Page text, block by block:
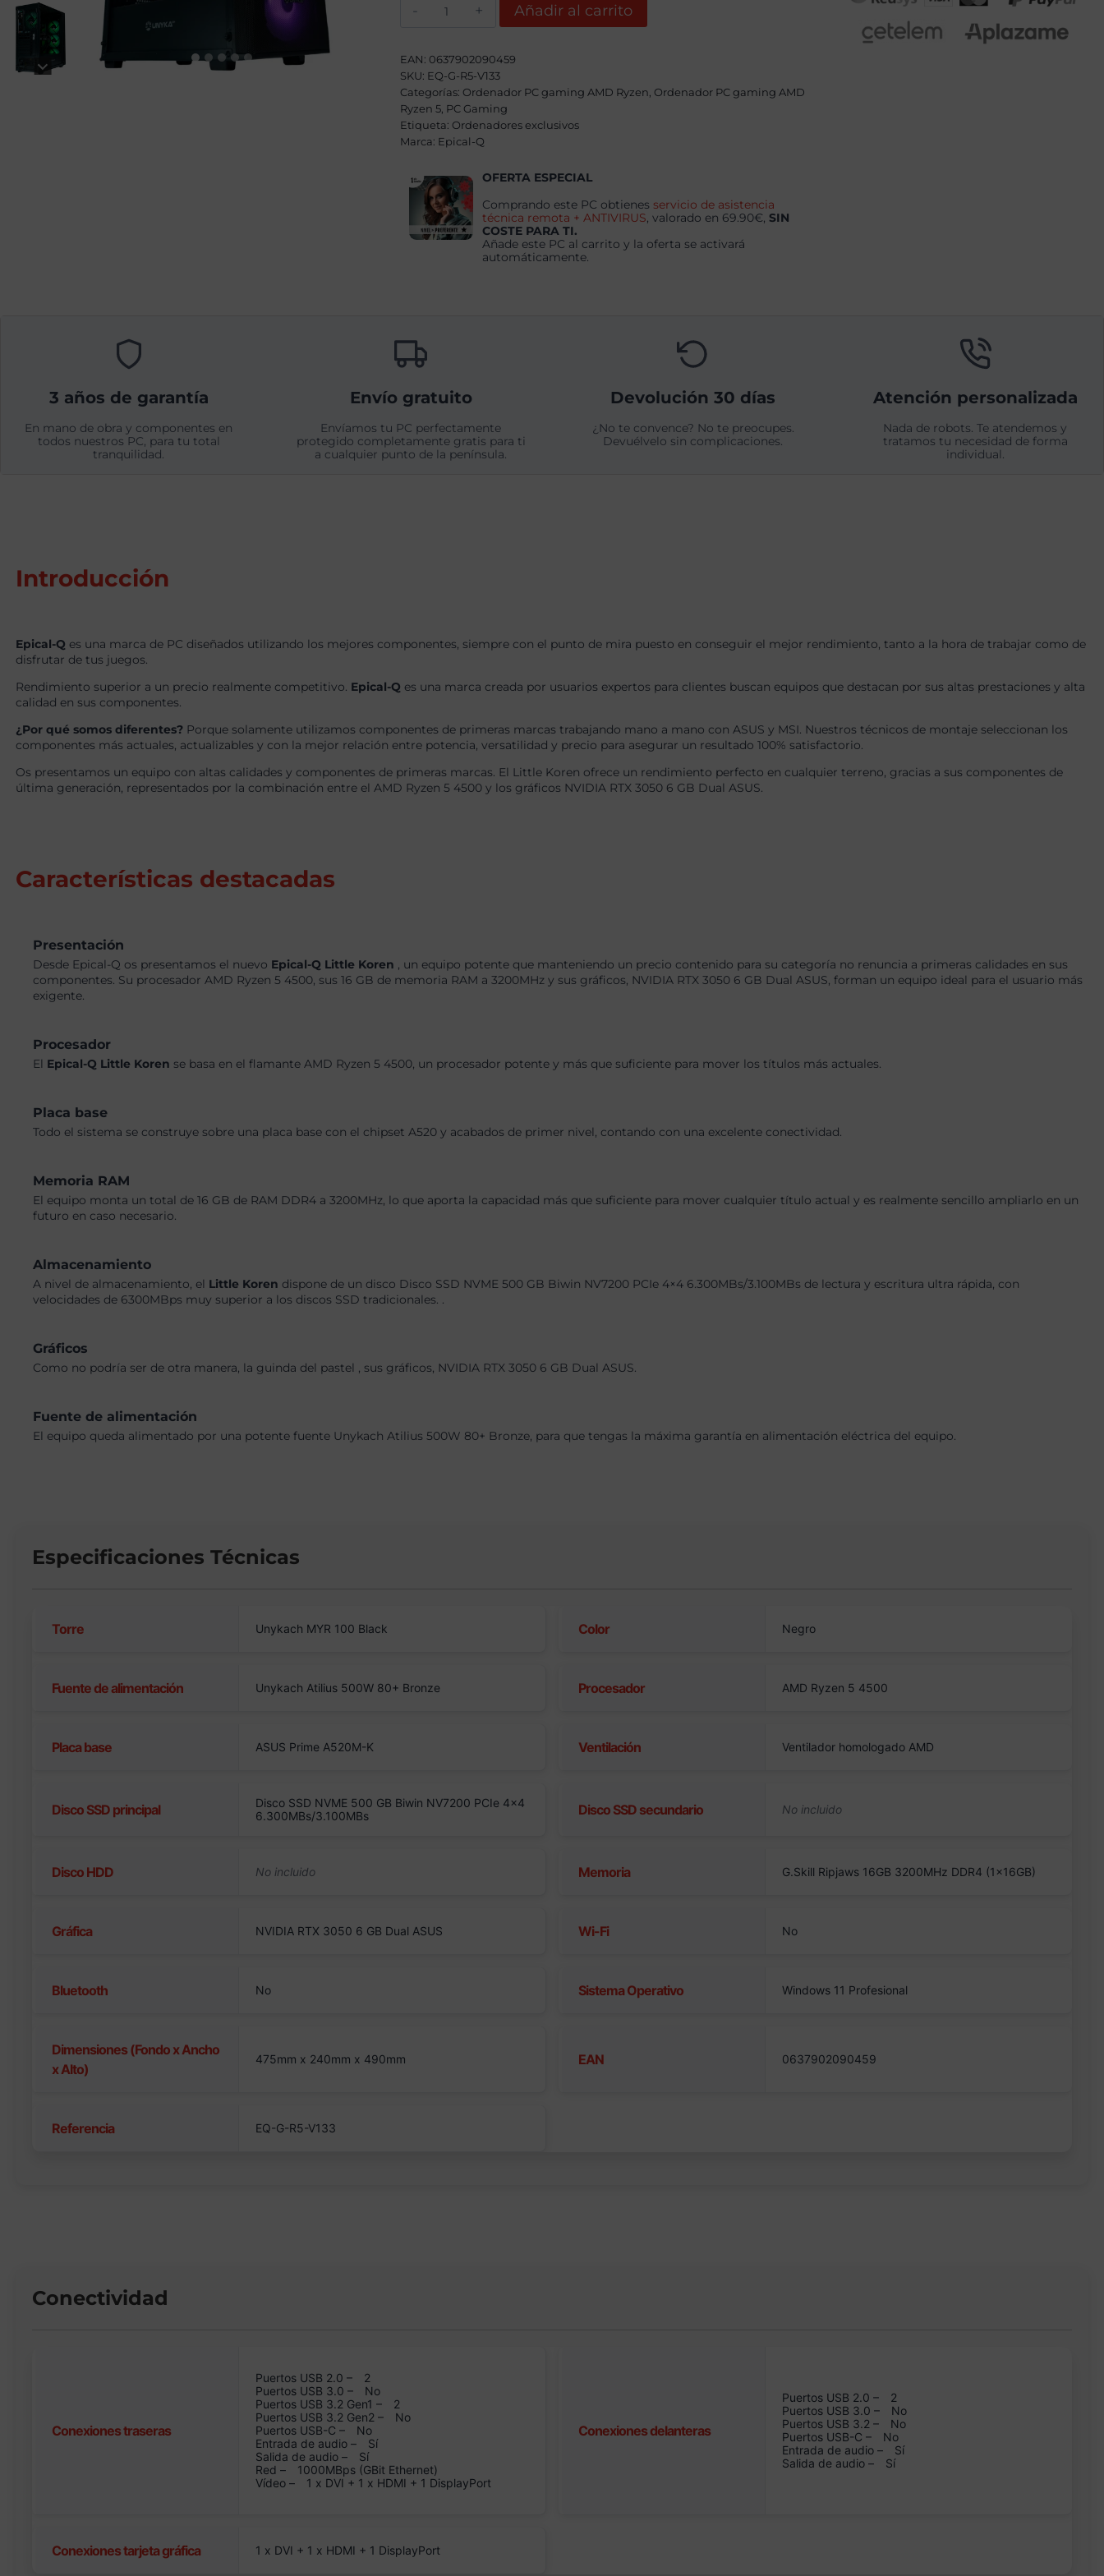
AMD
Ryzen
5
4500,
16GB,
500GB
SSD
NVME,
+
Windows
11
Pro
cantidad
Añadir al carrito
EAN: 0637902090459
SKU: EQ-G-R5-V133
Categorías: Ordenador PC gaming AMD Ryzen Ordenador PC gaming AMD
Ryzen 5, PC Gaming
Etiqueta: Ordenadores exclusivos
Marca: Epical-Q
OFERTA ESPECIAL
Comprando este PC obtienes servicio de asistencia
técnica remota + ANTIVIRUS, valorado en 69.90€, SIN
COSTE PARA TI.
Añade este PC al carrito y la oferta se activará
automáticamente.
3 años de garantía
En mano de obra y componentes en
todos nuestros PC, para tu total
tranquilidad.
Envío gratuito
Envíamos tu PC perfectamente
protegido completamente gratis para ti
a cualquier punto de la península.
Devolución 30 días
¿No te convence? No te preocupes.
Devuélvelo sin complicaciones.
Atención personalizada
Nada de robots. Te atendemos y
tratamos tu necesidad de forma
individual.
Introducción
Epical-Q es una marca de PC diseñados utilizando los mejores componentes, siempre con el punto de mira puesto en conseguir el mejor rendimiento, tanto a la hora de trabajar como de
disfrutar de tus juegos.
Rendimiento superior a un precio realmente competitivo. Epical-Q es una marca creada por usuarios expertos para clientes buscan equipos que destacan por sus altas prestaciones y alta
calidad en sus componentes.
¿Por qué somos diferentes? Porque solamente utilizamos componentes de primeras marcas trabajando mano a mano con ASUS y MSI. Nuestros técnicos de montaje seleccionan los
componentes más actuales, actualizables y con la mejor relación entre potencia, versatilidad y precio para asegurar un resultado 100% satisfactorio.
Os presentamos un equipo con altas calidades y componentes de primeras marcas. El Little Koren ofrece un rendimiento perfecto en cualquier terreno, gracias a sus componentes de
última generación, representados por la combinación entre el AMD Ryzen 5 4500 y los gráficos NVIDIA RTX 3050 6 GB Dual ASUS.
Características destacadas
Presentación
Desde Epical-Q os presentamos el nuevo Epical-Q Little Koren , un equipo potente que manteniendo un precio contenido para su categoría no renuncia a primeras calidades en sus
componentes. Su procesador AMD Ryzen 5 4500, sus 16 GB de memoria RAM a 3200MHz y sus gráficos, NVIDIA RTX 3050 6 GB Dual ASUS, forman un equipo ideal para el usuario más
exigente.
Procesador
El Epical-Q Little Koren se basa en el flamante AMD Ryzen 5 4500, un procesador potente y más que suficiente para mover los títulos más actuales.
Placa base
Todo el sistema se construye sobre una placa base con el chipset A520 y acabados de primer nivel, contando con una excelente conectividad.
Memoria RAM
El equipo monta un total de 16 GB de RAM DDR4 a 3200MHz, lo que aporta la capacidad más que suficiente para mover cualquier título actual y es realmente sencillo ampliarlo en un
futuro en caso necesario.
Almacenamiento
A nivel de almacenamiento, el Little Koren dispone de un disco Disco SSD NVME 500 GB Biwin NV7200 PCIe 4×4 6.300MBs/3.100MBs de lectura y escritura ultra rápida, con
velocidades de 6300MBps muy superior a los discos SSD tradicionales. .
Gráficos
Como no podría ser de otra manera, la guinda del pastel , sus gráficos, NVIDIA RTX 3050 6 GB Dual ASUS.
Fuente de alimentación
El equipo queda alimentado por una potente fuente Unykach Atilius 500W 80+ Bronze, para que tengas la máxima garantía en alimentación eléctrica del equipo.
Especificaciones Técnicas
Torre Unykach MYR 100 Black Color Negro
Fuente de alimentación Unykach Atilius 500W 80+ Bronze Procesador AMD Ryzen 5 4500
Placa base ASUS Prime A520M-K Ventilación Ventilador homologado AMD
Disco SSD principal
Disco SSD NVME 500 GB Biwin NV7200 PCIe 4×4
6.300MBs/3.100MBs
Disco SSD secundario
Disco HDD Memoria G.Skill Ripjaws 16GB 3200MHz DDR4 (1x16GB)
Gráfica NVIDIA RTX 3050 6 GB Dual ASUS Wi-Fi No
Bluetooth No Sistema Operativo Windows 11 Profesional
Dimensiones (Fondo x Ancho
x Alto)
475mm x 240mm x 490mm EAN 0637902090459
Referencia EQ-G-R5-V133
Conectividad
Conexiones traseras
Puertos USB 2.0 –
2
Puertos USB 3.0 –
No
Puertos USB 3.2 Gen1 –
2
Puertos USB 3.2 Gen2 –
No
Puertos USB-C –
No
Entrada de audio –
Sí
Salida de audio –
Sí
Red –
1000MBps (GBit Ethernet)
Vídeo –
1 x DVI + 1 x HDMI + 1 DisplayPort
Conexiones delanteras
Puertos USB 2.0 –
2
Puertos USB 3.0 –
No
Puertos USB 3.2 –
No
Puertos USB-C –
No
Entrada de audio –
Sí
Salida de audio –
Sí
Conexiones tarjeta gráfica 1 x DVI + 1 x HDMI + 1 DisplayPort